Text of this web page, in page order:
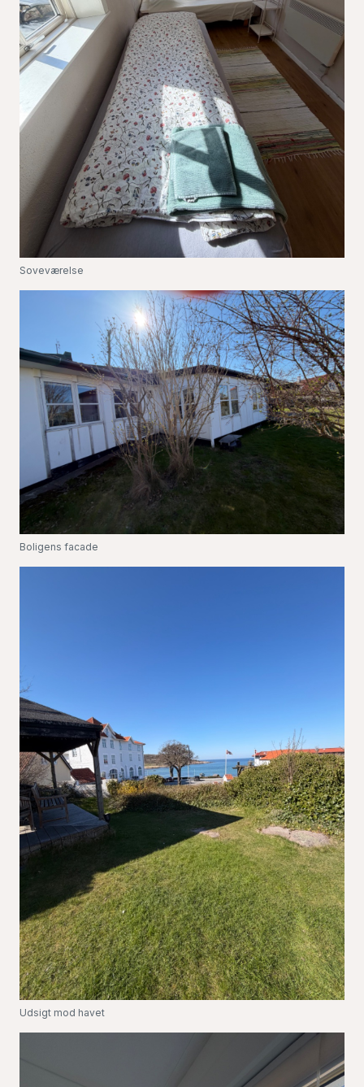
Soveværelse
Boligens facade
Udsigt mod havet